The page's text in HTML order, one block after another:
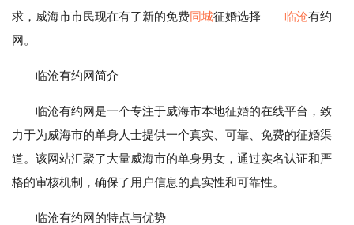
求，威海市市民现在有了新的免费同城征婚选择——临沧有约
网。
临沧有约网简介
临沧有约网是一个专注于威海市本地征婚的在线平台，致
力于为威海市的单身人士提供一个真实、可靠、免费的征婚渠
道。该网站汇聚了大量威海市的单身男女，通过实名认证和严
格的审核机制，确保了用户信息的真实性和可靠性。
临沧有约网的特点与优势